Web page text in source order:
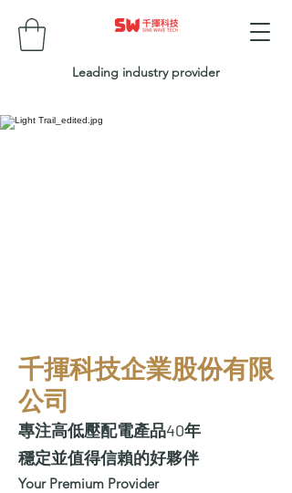
Leading industry provider
千揮科技企業股份有限
公司
專注高低壓配電產品40年
穩定並值得信賴的好夥伴
Your Premium Provider